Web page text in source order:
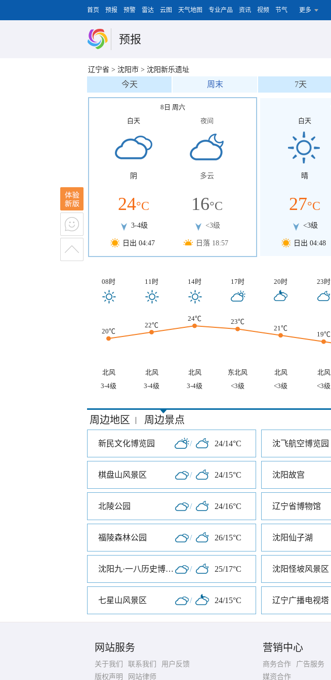
首页 预报 预警 雷达 云图 天气地图 专业产品 资讯 视频 节气 更多
预报
辽宁省 > 沈阳市 > 沈阳新乐遗址
今天 周末 7天
8日 周六
白天
阴
24°C
3-4级
日出 04:47
夜间
多云
16°C
<3级
日落 18:57
白天
晴
27°C
<3级
日出 04:48
08时 11时 14时 17时 20时 23时
20℃
22℃
24℃
23℃
21℃
19℃
北风 北风 北风 东北风 北风 北风
3-4级
3-4级 3-4级 <3级 <3级 <3级
周边地区 | 周边景点
新民文化博览园 / 24/14°C 沈飞航空博览园
棋盘山风景区 / 24/15°C 沈阳故宫
北陵公园 / 24/16°C 辽宁省博物馆
福陵森林公园 / 26/15°C 沈阳仙子湖
沈阳九·一八历史博物馆 / 25/17°C 沈阳怪坡风景区
七星山风景区 / 24/15°C 辽宁广播电视塔
网站服务
关于我们 联系我们
用户反馈
版权声明
网站律师
营销中心
商务合作
广告服务
媒资合作